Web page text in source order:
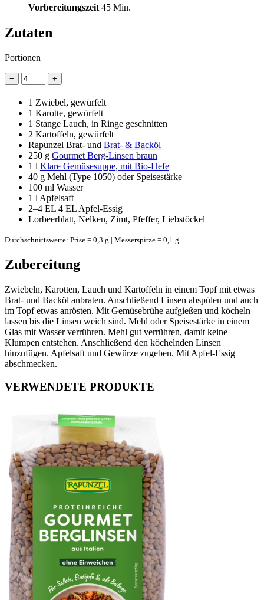
Vorbereitungszeit 45 Min.
Zutaten
Portionen
− +
1 Zwiebel, gewürfelt
1 Karotte, gewürfelt
1 Stange Lauch, in Ringe geschnitten
2 Kartoffeln, gewürfelt
Rapunzel Brat- und Brat- & Backöl
250 g Gourmet Berg-Linsen braun
1 l Klare Gemüsesuppe, mit Bio-Hefe
40 g Mehl (Type 1050) oder Speisestärke
100 ml Wasser
1 l Apfelsaft
2–4 EL 4 EL Apfel-Essig
Lorbeerblatt, Nelken, Zimt, Pfeffer, Liebstöckel
Durchschnittswerte: Prise = 0,3 g | Messerspitze = 0,1 g
Zubereitung
Zwiebeln, Karotten, Lauch und Kartoffeln in einem Topf mit etwas
Brat- und Backöl anbraten. Anschließend Linsen abspülen und auch
im Topf etwas anrösten. Mit Gemüsebrühe aufgießen und köcheln
lassen bis die Linsen weich sind. Mehl oder Speisestärke in einem
Glas mit Wasser verrühren. Mehl gut verrühren, damit keine
Klumpen entstehen. Anschließend den köchelnden Linsen
hinzufügen. Apfelsaft und Gewürze zugeben. Mit Apfel-Essig
abschmecken.
VERWENDETE PRODUKTE